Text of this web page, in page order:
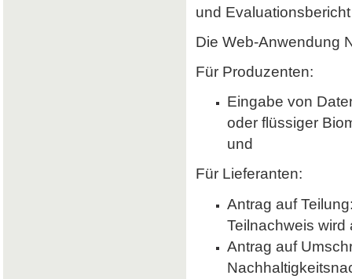
und
Die Web-Anwendung
Für Produzenten:
Eingabe von
oder flüssiger
und
Für Lieferanten:
Antrag auf
Teilnachweis wird
Antrag auf